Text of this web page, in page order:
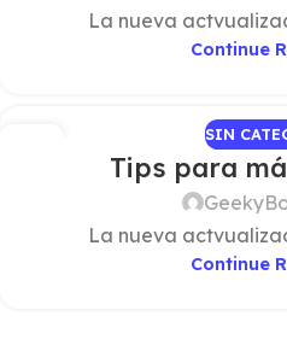
La nueva
Continue
SIN
Tips para
La nueva
Continue